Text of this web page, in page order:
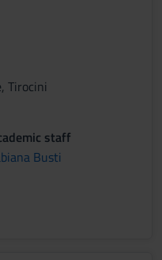
Tirocini
staff
Busti